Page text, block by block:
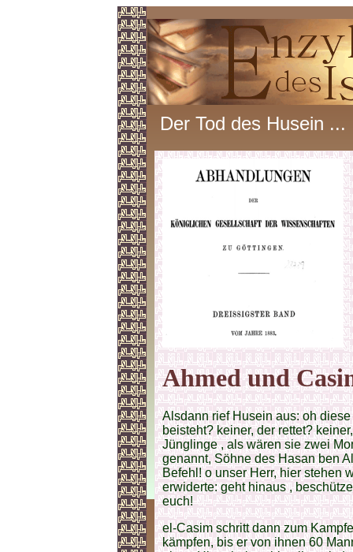
Der Tod des Husein ...
Ahmed und
Alsdann rief Husein aus: oh
beisteht? keiner, der rettet?
Jünglinge , als wären sie zwei
genannt, Söhne des Hasan ben
Befehl! o unser Herr, hier stehen
erwiderte: geht hinaus ,
euch!
el-Casim schritt dann zum
kämpfen, bis er von ihnen 60